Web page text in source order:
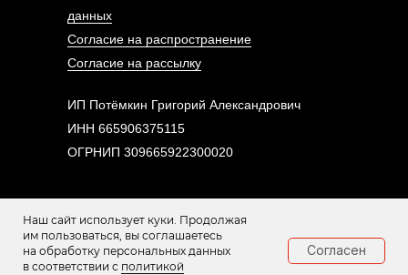
Наш сайт использует куки. Продолжая
им пользоваться, вы соглашаетесь
на обработку персональных данных
в соответствии с политикой
Согласен
данных
Согласие на распространение
Согласие на рассылку
ИП Потёмкин Григорий Александрович
ИНН 665906375115
ОГРНИП 309665922300020
⃰ Социальная сеть Instagram запрещена на территории РФ. Meta Platforms Inc.
признана в РФ экстремистской.